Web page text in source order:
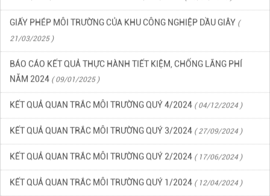
GIẤY PHÉP MÔI TRƯỜNG CỦA KHU CÔNG NGHIỆP DẦU GIÂY
BÁO CÁO KẾT QUẢ THỰC HÀNH TIẾT KIỆM, CHỐNG LÃNG PHÍ
NĂM 2024
KẾT QUẢ QUAN TRẮC MÔI TRƯỜNG QUÝ 4/2024
KẾT QUẢ QUAN TRẮC MÔI TRƯỜNG QUÝ 3/2024
KẾT QUẢ QUAN TRẮC MÔI TRƯỜNG QUÝ 2/2024
KẾT QUẢ QUAN TRẮC MÔI TRƯỜNG QUÝ 1/2024